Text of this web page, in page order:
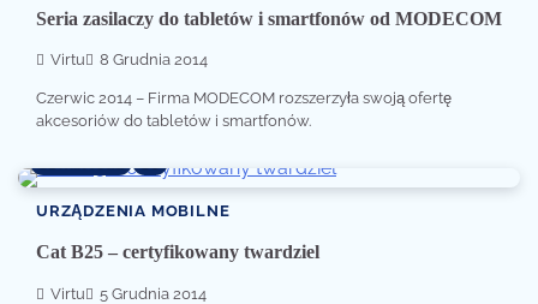
Seria zasilaczy do tabletów i smartfonów od MODECOM
Virtu 8 Grudnia 2014
Czerwic 2014 – Firma MODECOM rozszerzyła swoją ofertę
akcesoriów do tabletów i smartfonów.
URZĄDZENIA MOBILNE
Cat B25 – certyfikowany twardziel
Virtu 5 Grudnia 2014